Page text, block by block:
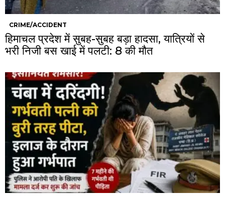
CRIME/ACCIDENT
हिमाचल प्रदेश में सुबह-सुबह बड़ा हादसा, यात्रियों से
भरी निजी बस खाई में पलटी: 8 की मौत